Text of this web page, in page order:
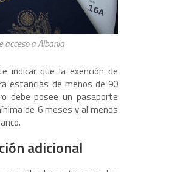
acceso a Albania
indicar que la exención de
estancias de menos de 90
debe posee un pasaporte
de 6 meses y al menos
adicional